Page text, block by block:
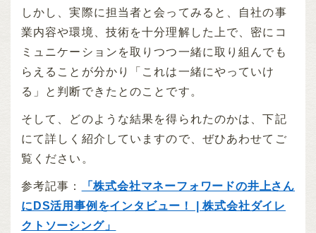
しかし、実際に担当者と会ってみると、自社の事
業内容や環境、技術を十分理解した上で、密にコ
ミュニケーションを取りつつ一緒に取り組んでも
らえることが分かり「これは一緒にやっていけ
る」と判断できたとのことです。
そして、どのような結果を得られたのかは、下記
にて詳しく紹介していますので、ぜひあわせてご
覧ください。
参考記事：
「株式会社マネーフォワードの井上さん
にDS活用事例をインタビュー！ | 株式会社ダイレ
クトソーシング」